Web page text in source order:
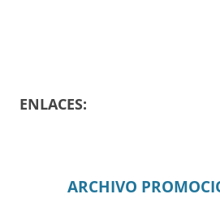
ENLACES:
ARCHIVO